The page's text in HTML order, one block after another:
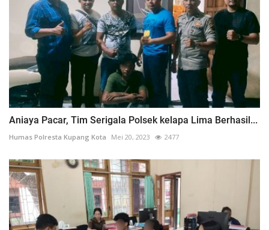
Aniaya Pacar, Tim Serigala Polsek kelapa Lima Berhasil...
Humas Polresta Kupang Kota Mei 20, 2023 2477